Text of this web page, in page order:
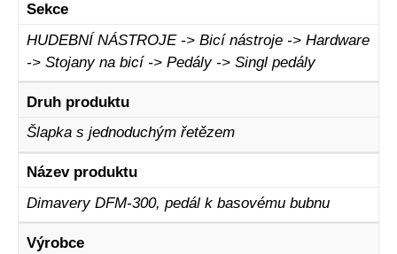
Sekce
HUDEBNÍ NÁSTROJE -> Bicí nástroje -> Hardware
-> Stojany na bicí -> Pedály -> Singl pedály
Druh produktu
Šlapka s jednoduchým řetězem
Název produktu
Dimavery DFM-300, pedál k basovému bubnu
Výrobce